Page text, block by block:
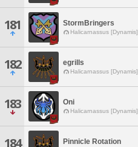
181 StormBringers
Halicarnassus [Dynamis]
182 egrills
Halicarnassus [Dynamis]
183 Oni
Halicarnassus [Dynamis]
184 Pinnicle Rotation